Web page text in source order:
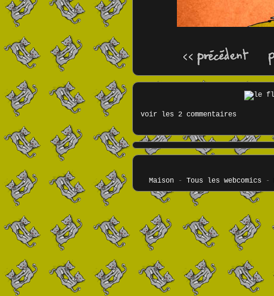
voir les 2 commentaires
Maison- Tous les webcomics -